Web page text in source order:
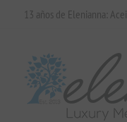
13 años de Elenianna: